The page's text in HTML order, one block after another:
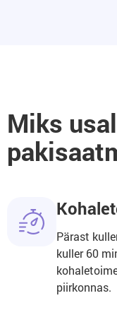
Miks
Pärast
kuller 60
piirkonnas.